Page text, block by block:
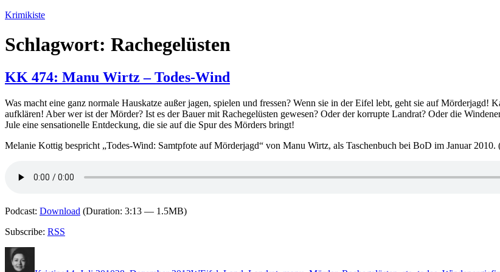
Zum
springen
Krimikiste
Schlagwort: Rachegelüsten
KK 474: Manu Wirtz – Todes-Wind
Was macht eine ganz normale Hauskatze außer jagen, spielen und fressen? Wenn sie in der Eifel lebt, geht sie auf
aufklären! Aber wer ist der Mörder? Ist es der Bauer mit Rachegelüsten gewesen? Oder der korrupte Landrat? Oder die
Jule eine sensationelle Entdeckung, die sie auf die Spur des Mörders bringt!
Melanie Kottig bespricht „Todes-Wind: Samtpfote auf Mörderjagd“ von Manu Wirtz, als Taschenbuch bei BoD im Januar
Podcast: Download (Duration: 3:13 — 1.5MB)
Subscribe: RSS